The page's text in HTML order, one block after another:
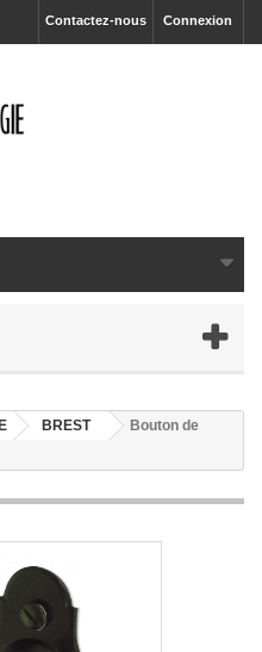
Connexion
Contactez-nous
BREST
Bouton de